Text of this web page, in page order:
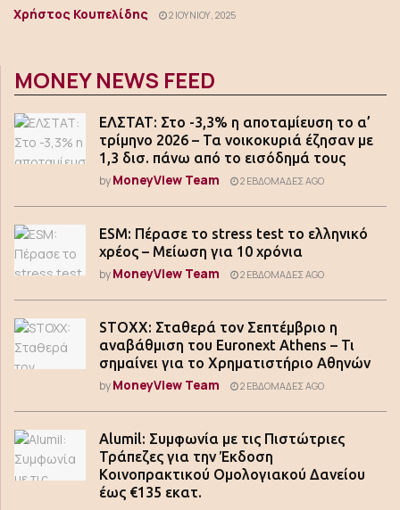
Χρήστος Κουπελίδης 2 ΙΟΥΝΊΟΥ, 2025
MONEY NEWS FEED
ΕΛΣΤΑΤ: Στο -3,3% η αποταμίευση το α’
τρίμηνο 2026 – Τα νοικοκυριά έζησαν με
1,3 δισ. πάνω από το εισόδημά τους
byMoneyView Team 2 ΕΒΔΟΜΆΔΕΣ AGO
ESM: Πέρασε το stress test το ελληνικό
χρέος – Μείωση για 10 χρόνια
byMoneyView Team 2 ΕΒΔΟΜΆΔΕΣ AGO
STOXX: Σταθερά τον Σεπτέμβριο η
αναβάθμιση του Euronext Athens – Τι
σημαίνει για το Χρηματιστήριο Αθηνών
byMoneyView Team 2 ΕΒΔΟΜΆΔΕΣ AGO
Alumil: Συμφωνία με τις Πιστώτριες
Τράπεζες για την Έκδοση
Κοινοπρακτικού Ομολογιακού Δανείου
έως €135 εκατ.